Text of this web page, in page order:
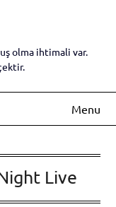
olma ihtimali var.
Menu
Live